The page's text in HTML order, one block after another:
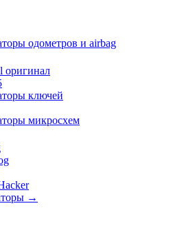
одометров и airbag
оригинал
ключей
микросхем
→